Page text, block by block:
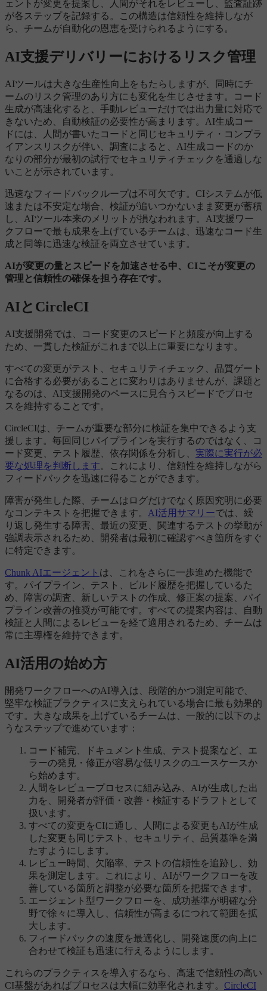
ェントが変更を提案し、人間がそれをレビューし、監査証跡
が各ステップを記録する。この構造は信頼性を維持しなが
ら、チームが自動化の恩恵を受けられるようにする。
AI支援デリバリーにおけるリスク管理
AIツールは大きな生産性向上をもたらしますが、同時にチ
ームのリスク管理のあり方にも変化を生じさせます。コード
生成が高速化すると、手動レビューだけでは出力量に対応で
きないため、自動検証の必要性が高まります。AI生成コー
ドには、人間が書いたコードと同じセキュリティ・コンプラ
イアンスリスクが伴い、調査によると、AI生成コードのか
なりの部分が最初の試行でセキュリティチェックを通過しな
いことが示されています。
迅速なフィードバックループは不可欠です。CIシステムが低
速または不安定な場合、検証が追いつかないまま変更が蓄積
し、AIツール本来のメリットが損なわれます。AI支援ワー
クフローで最も成果を上げているチームは、迅速なコード生
成と同等に迅速な検証を両立させています。
AIが変更の量とスピードを加速させる中、CIこそが変更の
管理と信頼性の確保を担う存在です。
AIとCircleCI
AI支援開発では、コード変更のスピードと頻度が向上する
ため、一貫した検証がこれまで以上に重要になります。
すべての変更がテスト、セキュリティチェック、品質ゲート
に合格する必要があることに変わりはありませんが、課題と
なるのは、AI支援開発のペースに見合うスピードでプロセ
スを維持することです。
CircleCIは、チームが重要な部分に検証を集中できるよう支
援します。毎回同じパイプラインを実行するのではなく、コ
ード変更、テスト履歴、依存関係を分析し、 実際に実行が必
要な処理を判断します。これにより、信頼性を維持しながら
フィードバックを迅速に得ることができます。
障害が発生した際、チームはログだけでなく原因究明に必要
なコンテキストを把握できます。 AI活用サマリーでは、繰
り返し発生する障害、最近の変更、関連するテストの挙動が
強調表示されるため、開発者は最初に確認すべき箇所をすぐ
に特定できます。
Chunk AIエージェント は、これをさらに一歩進めた機能で
す。パイプライン、テスト、ビルド履歴を把握しているた
め、障害の調査、新しいテストの作成、修正案の提案、パイ
プライン改善の推奨が可能です。すべての提案内容は、自動
検証と人間によるレビューを経て適用されるため、チームは
常に主導権を維持できます。
AI活用の始め方
開発ワークフローへのAI導入は、段階的かつ測定可能で、
堅牢な検証プラクティスに支えられている場合に最も効果的
です。大きな成果を上げているチームは、一般的に以下のよ
うなステップで進めています：
コード補完、ドキュメント生成、テスト提案など、エ
ラーの発見・修正が容易な低リスクのユースケースか
ら始めます。
人間をレビュープロセスに組み込み、AIが生成した出
力を、開発者が評価・改善・検証するドラフトとして
扱います。
すべての変更をCIに通し、人間による変更もAIが生成
した変更も同じテスト、セキュリティ、品質基準を満
たすようにします。
レビュー時間、欠陥率、テストの信頼性を追跡し、効
果を測定します。これにより、AIがワークフローを改
善している箇所と調整が必要な箇所を把握できます。
エージェント型ワークフローを、成功基準が明確な分
野で徐々に導入し、信頼性が高まるにつれて範囲を拡
大します。
フィードバックの速度を最適化し、開発速度の向上に
合わせて検証も迅速に行えるようにします。
これらのプラクティスを導入するなら、高速で信頼性の高い
CI基盤があればプロセスは大幅に効率化されます。 CircleCI